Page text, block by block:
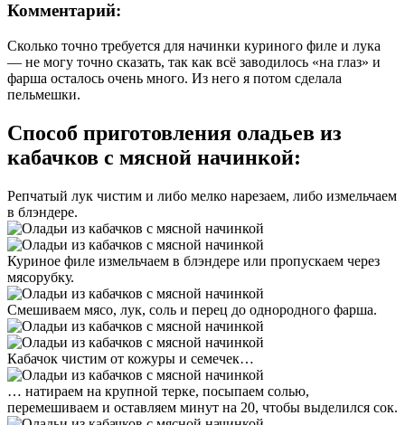
Комментарий:
Сколько точно требуется для начинки куриного филе и лука
— не могу точно сказать, так как всё заводилось «на глаз» и
фарша осталось очень много. Из него я потом сделала
пельмешки.
Способ приготовления оладьев из
кабачков с мясной начинкой:
Репчатый лук чистим и либо мелко нарезаем, либо измельчаем
в блэндере.
Куриное филе измельчаем в блэндере или пропускаем через
мясорубку.
Смешиваем мясо, лук, соль и перец до однородного фарша.
Кабачок чистим от кожуры и семечек…
… натираем на крупной терке, посыпаем солью,
перемешиваем и оставляем минут на 20, чтобы выделился сок.